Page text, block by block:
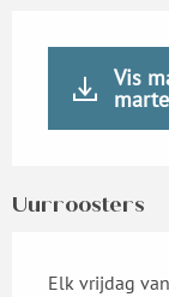
Vis
Uurroosters
Elk vrijdag